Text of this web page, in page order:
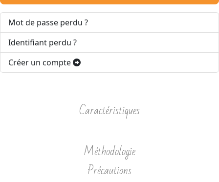
Mot de passe perdu ?
Identifiant perdu ?
Créer un compte
Caractéristiques
Méthodologie
Précautions